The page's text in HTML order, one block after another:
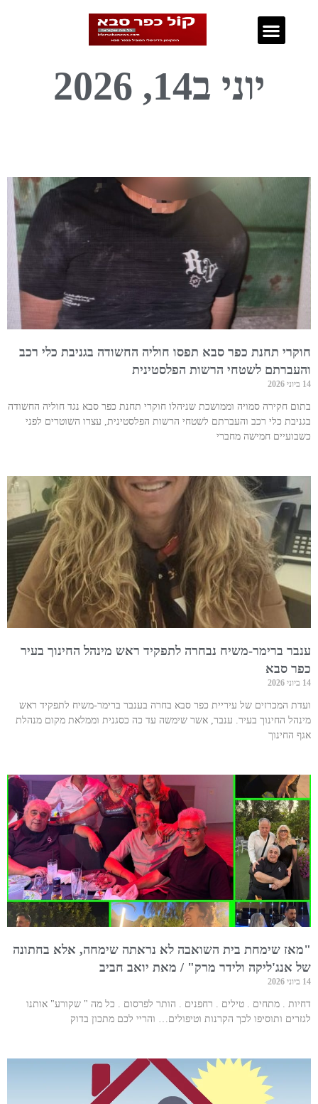
יוני ב14, 2026
חוקרי תחנת כפר סבא תפסו חוליה החשודה בגניבת כלי רכב
והעברתם לשטחי הרשות הפלסטינית
14 ביוני 2026
בתום חקירה סמויה וממושכת שניהלו חוקרי תחנת כפר סבא נגד חוליה החשודה
בגניבת כלי רכב והעברתם לשטחי הרשות הפלסטינית, עצרו השוטרים לפני
כשבועיים חמישה מחברי
ענבר ברימר-משיח נבחרה לתפקיד ראש מינהל החינוך בעיר
כפר סבא
14 ביוני 2026
ועדת המכרזים של עיריית כפר סבא בחרה בענבר ברימר-משיח לתפקיד ראש
מינהל החינוך בעיר. ענבר, אשר שימשה עד כה כסגנית וממלאת מקום מנהלת
אגף החינוך
"מאז שימחת בית השואבה לא נראתה שימחה, אלא בחתונה
של אנג'ליקה ולידר מרק" / מאת יואב חביב
14 ביוני 2026
דחיות . מתחים . טילים . רחפנים . הותר לפרסום . כל מה " שקורע" אותנו
לגזרים ותוסיפו לכך הקרנות וטיפולים… והריי לכם מתכון בדוק